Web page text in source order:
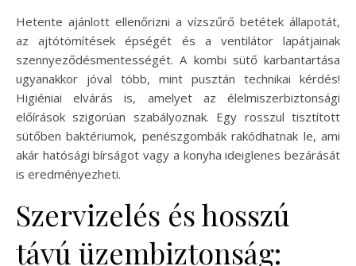
Hetente ajánlott ellenőrizni a vízszűrő betétek állapotát,
az ajtótömítések épségét és a ventilátor lapátjainak
szennyeződésmentességét. A kombi sütő karbantartása
ugyanakkor jóval több, mint pusztán technikai kérdés!
Higiéniai elvárás is, amelyet az élelmiszerbiztonsági
előírások szigorúan szabályoznak. Egy rosszul tisztított
sütőben baktériumok, penészgombák rakódhatnak le, ami
akár hatósági bírságot vagy a konyha ideiglenes bezárását
is eredményezheti.
Szervizelés és hosszú
távú üzembiztonság: